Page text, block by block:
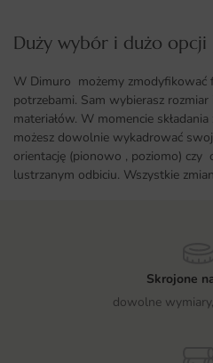
Duży wybór i dużo opcji
W Dimuro możemy zmodyfikować
potrzebami. Sam wybierasz
materiałów. W momencie
możesz dowolnie wykadrować
orientację (pionowo , poziomo) czy
lustrzanym odbiciu. Wszystkie
Skrojone
dowolne